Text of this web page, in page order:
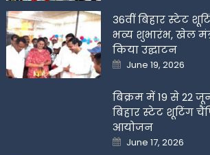
36वीं बिहार स्टेट
भव्य शुभारंभ, खेल
किया उद्घाटन
Posted
on
June 19, 2026
बिक्रम में 19 से 22
बिहार स्टेट शूटिंग
आयोजन
Posted
on
June 17, 2026